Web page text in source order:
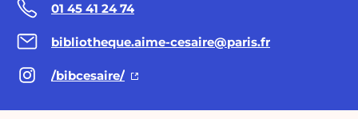
01 45 41 24 74
bibliotheque.aime-cesaire@paris.fr
/bibcesaire/